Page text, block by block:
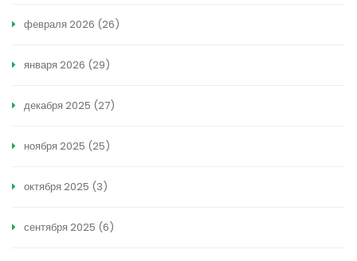
февраля 2026 (26)
января 2026 (29)
декабря 2025 (27)
ноября 2025 (25)
октября 2025 (3)
сентября 2025 (6)